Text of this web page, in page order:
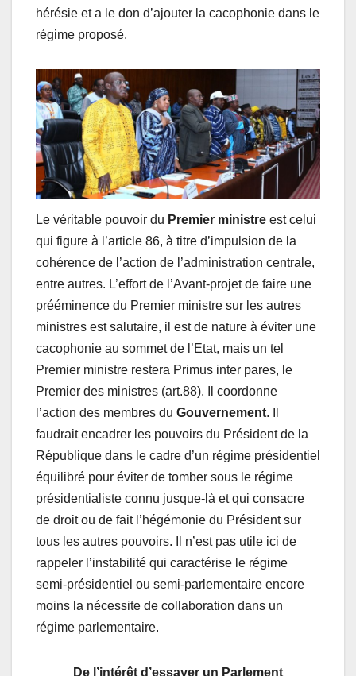
hérésie et a le don d’ajouter la cacophonie dans le
régime proposé.
Le véritable pouvoir du Premier ministre est celui
qui figure à l’article 86, à titre d’impulsion de la
cohérence de l’action de l’administration centrale,
entre autres. L’effort de l’Avant-projet de faire une
prééminence du Premier ministre sur les autres
ministres est salutaire, il est de nature à éviter une
cacophonie au sommet de l’Etat, mais un tel
Premier ministre restera Primus inter pares, le
Premier des ministres (art.88). Il coordonne
l’action des membres du Gouvernement. Il
faudrait encadrer les pouvoirs du Président de la
République dans le cadre d’un régime présidentiel
équilibré pour éviter de tomber sous le régime
présidentialiste connu jusque-là et qui consacre
de droit ou de fait l’hégémonie du Président sur
tous les autres pouvoirs. Il n’est pas utile ici de
rappeler l’instabilité qui caractérise le régime
semi-présidentiel ou semi-parlementaire encore
moins la nécessite de collaboration dans un
régime parlementaire.
De l’intérêt d’essayer un Parlement